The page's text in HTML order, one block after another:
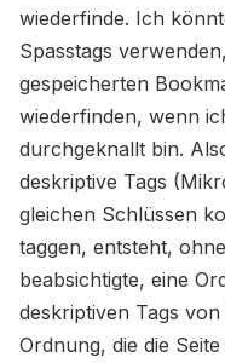
wiederfinde. Ich
Spasstags
gespeicherten
wiederfinden, wenn
durchgeknallt bin.
deskriptive Tags
gleichen Schlüssen
taggen, entsteht,
beabsichtigte, eine
deskriptiven Tags
Ordnung, die die